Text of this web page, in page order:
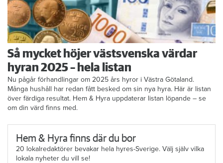
Så mycket höjer västsvenska värdar
hyran 2025 – hela listan
Nu pågår förhandlingar om 2025 års hyror i Västra Götaland.
Många hushåll har redan fått besked om sin nya hyra. Här är listan
över färdiga resultat. Hem & Hyra uppdaterar listan löpande – se
om din värd finns med.
Hem & Hyra finns där du bor
20 lokalredaktörer bevakar hela hyres-Sverige. Välj själv vilka
lokala nyheter du vill se!